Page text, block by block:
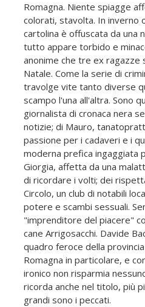
Romagna. Niente spiagge
colorati, stavolta. In inverno
cartolina è offuscata da una
tutto appare torbido e
anonime che tre ex ragazze
Natale. Come la serie di
travolge vite tanto diverse
scampo l'una all'altra. Sono
giornalista di cronaca nera
notizie; di Mauro,
passione per i cadaveri e i
moderna prefica ingaggiata
Giorgia, affetta da una
di ricordare i volti; dei
Circolo, un club di notabili
potere e scambi sessuali.
"imprenditore del piacere"
cane Arrigosacchi. Davide
quadro feroce della
Romagna in particolare, e
ironico non risparmia
ricorda anche nel titolo, più
grandi sono i peccati.